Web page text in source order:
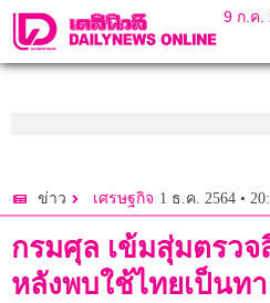
9 ก.ค.
ข่าว เศรษฐกิจ 1 ธ.ค. 2564 •
กรมศุล เข้มสุ่มตรว
หลังพบใช้ไทยเป็นท